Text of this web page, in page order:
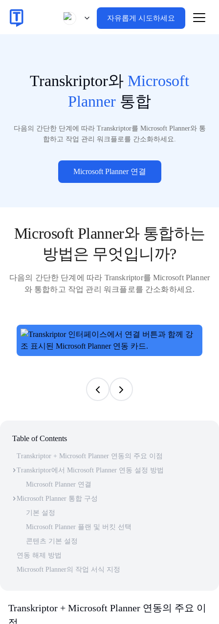
자유롭게 시도하세요
Transkriptor와 Microsoft
Planner 통합
다음의 간단한 단계에 따라 Transkriptor를 Microsoft Planner와 통
합하고 작업 관리 워크플로를 간소화하세요.
Microsoft Planner 연결
Microsoft Planner와 통합하는
방법은 무엇입니까?
다음의 간단한 단계에 따라 Transkriptor를 Microsoft Planner
와 통합하고 작업 관리 워크플로를 간소화하세요.
Table of Contents
Transkriptor + Microsoft Planner 연동의 주요 이점
Transkriptor에서 Microsoft Planner 연동 설정 방법
Microsoft Planner 연결
Microsoft Planner 통합 구성
기본 설정
Microsoft Planner 플랜 및 버킷 선택
콘텐츠 기본 설정
연동 해제 방법
Microsoft Planner의 작업 서식 지정
Transkriptor + Microsoft Planner 연동의 주요 이